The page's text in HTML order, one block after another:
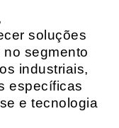
soluções
segmento
industriais,
específicas
e tecnologia